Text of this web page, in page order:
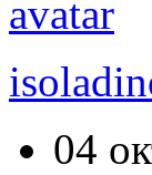
04